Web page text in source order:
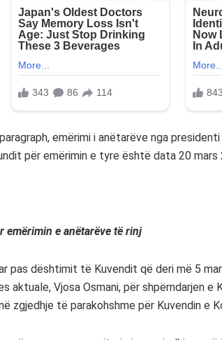
emërimi i anëtarëve nga
për emërimin e tyre është data 20 mars
emërimin e anëtarëve të rinj
pas dështimit të Kuvendit që deri më 5
aktuale, Vjosa Osmani, për shpërndarjen e
zgjedhje të parakohshme për Kuvendin e